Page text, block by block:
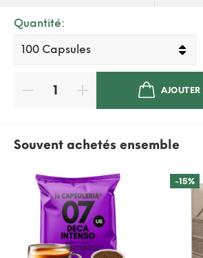
Quantité:
Souvent achetés ensemble
-15%